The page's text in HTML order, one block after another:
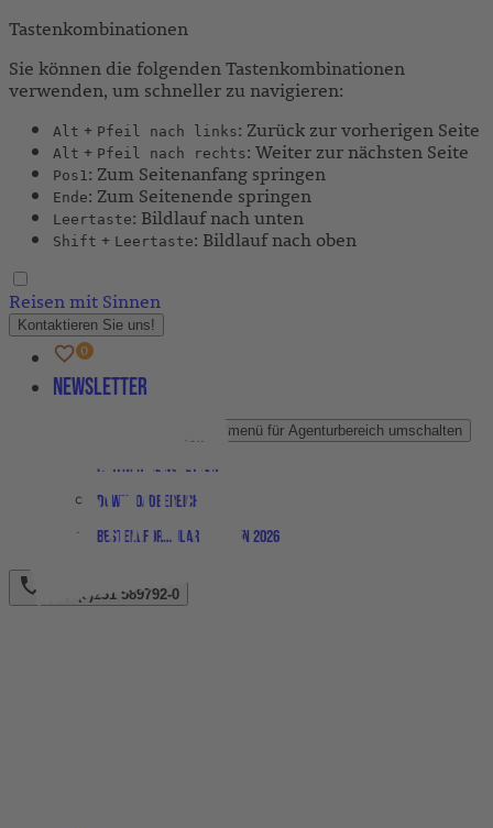
Tastenkombinationen
Sie können die folgenden Tastenkombinationen
verwenden, um schneller zu navigieren:
Alt + Pfeil nach links: Zurück zur vorherigen Seite
Alt + Pfeil nach rechts: Weiter zur nächsten Seite
Pos1: Zum Seitenanfang springen
Ende: Zum Seitenende springen
Leertaste: Bildlauf nach unten
Shift + Leertaste: Bildlauf nach oben
Reisen mit Sinnen
Kontaktieren Sie uns!
Newsletter
Untermenü für Agenturbereich umschalten
Downloadbereich
Bestellformular Magazin 2026
+49 (0)231 589792-0